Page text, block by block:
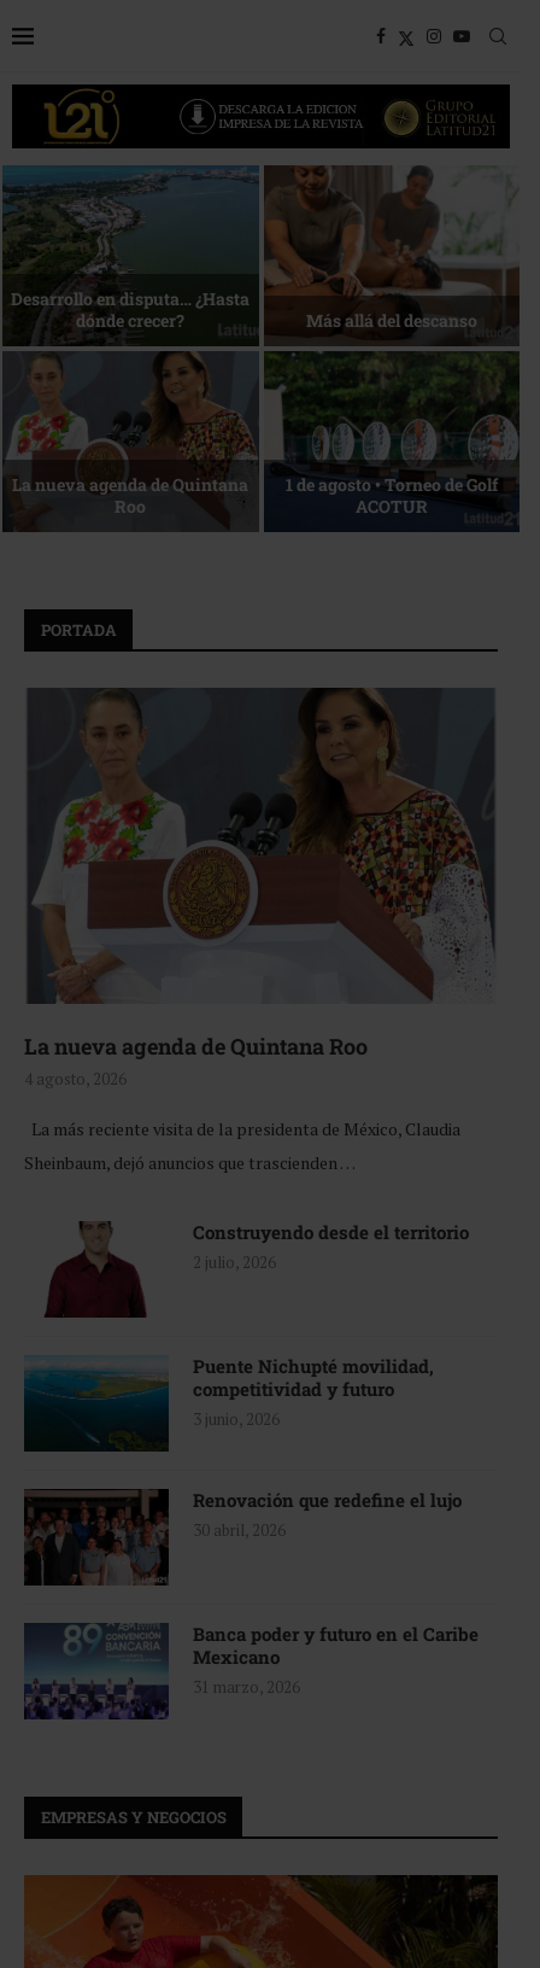
Bottega, un viaje servido a la
mesa
Energía que Impulsa la
competitividad
Reconocimiento de viajeros La esencia del servicio
PORTADA
La nueva agenda de Quintana Roo
4 agosto, 2026
La más reciente visita de la presidenta de México, Claudia
Sheinbaum, dejó anuncios que trascienden …
Construyendo desde el territorio
2 julio, 2026
Puente Nichupté movilidad,
competitividad y futuro
3 junio, 2026
Renovación que redefine el lujo
30 abril, 2026
Banca poder y futuro en el Caribe
Mexicano
31 marzo, 2026
EMPRESAS Y NEGOCIOS